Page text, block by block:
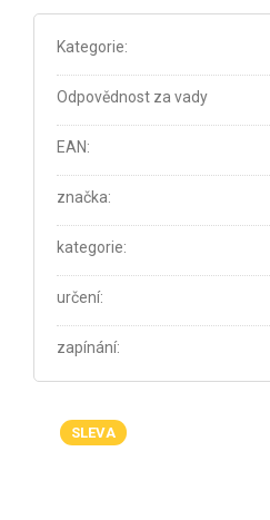
Kategorie:
Odpovědnost za vady
EAN:
značka:
kategorie:
určení:
zapínání:
SLEVA